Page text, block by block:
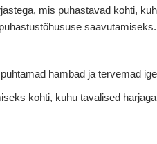
mis puhastavad kohti,
hambad ja tervemad
kohti, kuhu tavalised